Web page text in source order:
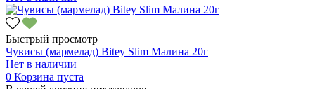
Быстрый просмотр
Чувисы (мармелад) Bitey Slim Малина 20г
Нет в наличии
0 Корзина пуста